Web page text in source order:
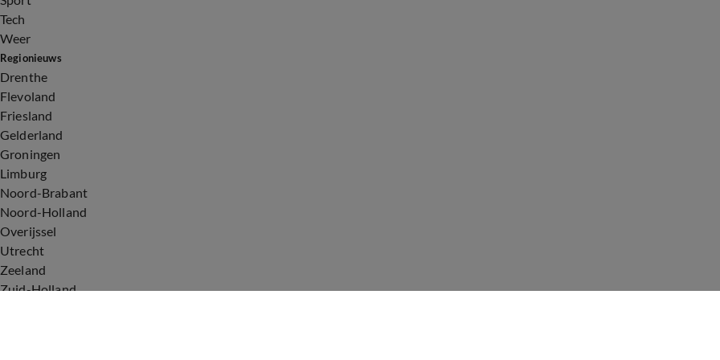
Tech
Weer
Regionieuws
Drenthe
Flevoland
Friesland
Gelderland
Groningen
Limburg
Noord-Brabant
Noord-Holland
Overijssel
Utrecht
Zeeland
Zuid-Holland